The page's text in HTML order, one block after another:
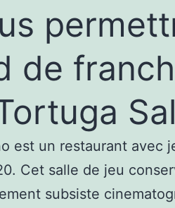
de
est un restaurant avec
Cet salle de jeu
subsiste